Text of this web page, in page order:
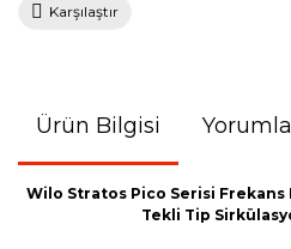
Karşılaştır
Ürün Bilgisi
Wilo Stratos Pico Serisi
Tekli Tip